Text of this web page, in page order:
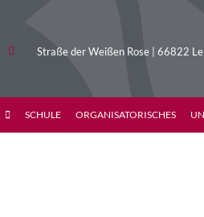
Straße der Weißen Rose | 66822
SCHULE ORGANISATORISCHES